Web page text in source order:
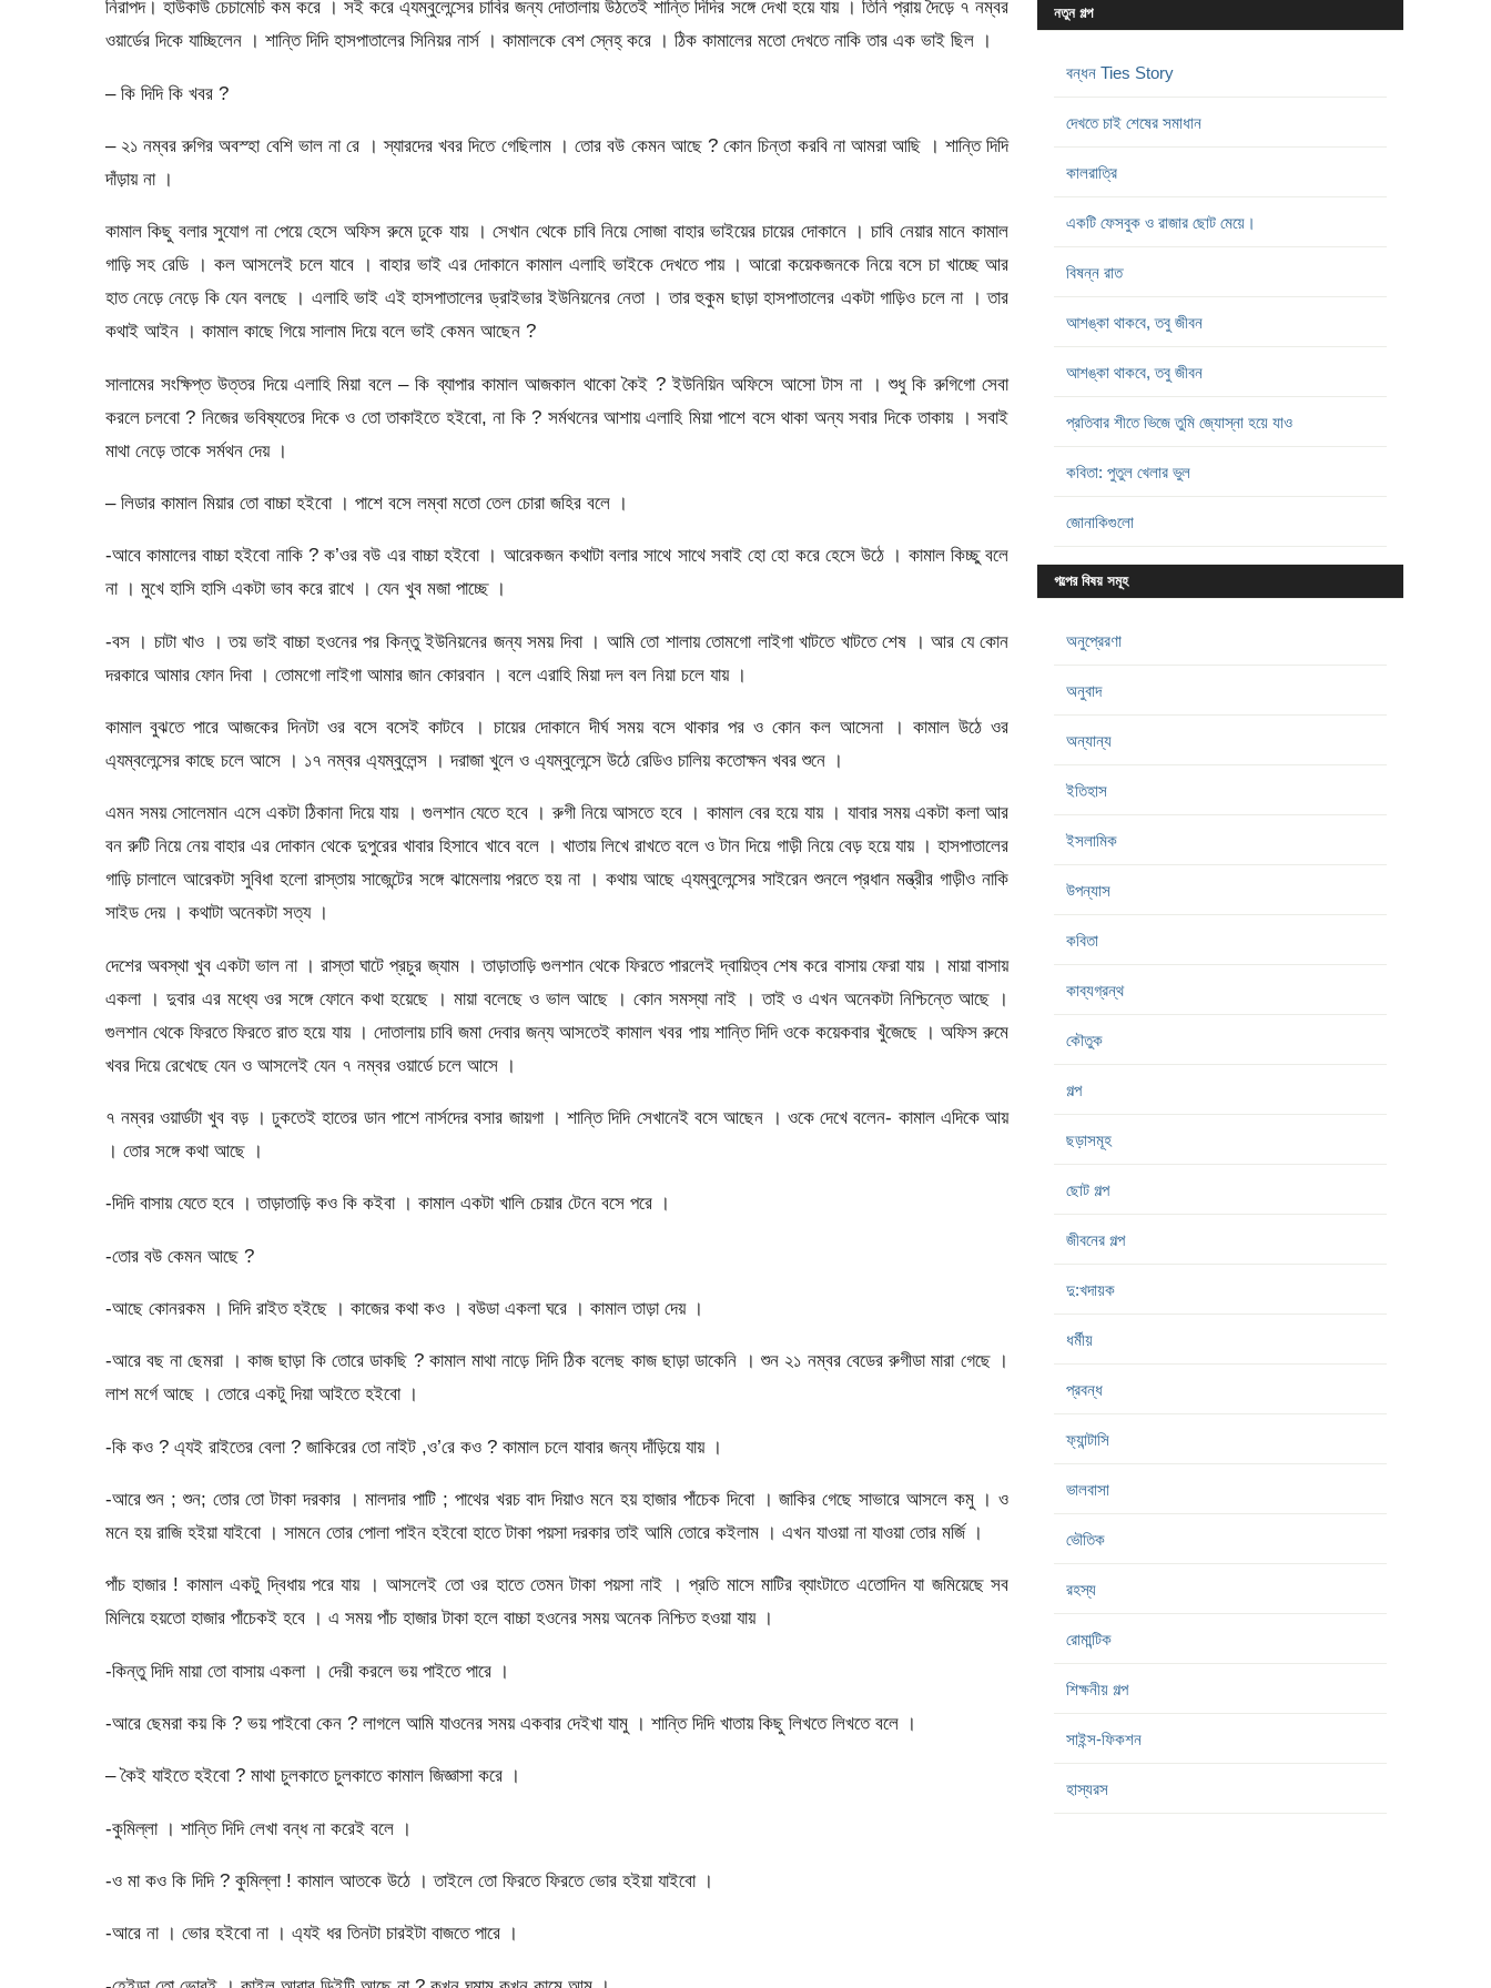
নিরাপদ। হাউকাউ চেচামেচি কম করে । সই করে এ্যম্বুলেন্সের চাবির জন্য দোতালায় উঠতেই শান্তি দিদির সঙ্গে দেখা হয়ে যায় । তিনি প্রায় দৈড়ে ৭ নম্বর
ওয়ার্ডের দিকে যাচ্ছিলেন । শান্তি দিদি হাসপাতালের সিনিয়র নার্স । কামালকে বেশ স্নেহ্ করে । ঠিক কামালের মতো দেখতে নাকি তার এক ভাই ছিল ।
– কি দিদি কি খবর ?
– ২১ নম্বর রুগির অবস্হা বেশি ভাল না রে । স্যারদের খবর দিতে গেছিলাম । তোর বউ কেমন আছে ? কোন চিন্তা করবি না আমরা আছি । শান্তি দিদি
দাঁড়ায় না ।
কামাল কিছু বলার সুযোগ না পেয়ে হেসে অফিস রুমে ঢুকে যায় । সেখান থেকে চাবি নিয়ে সোজা বাহার ভাইয়ের চায়ের দোকানে । চাবি নেয়ার মানে কামাল
গাড়ি সহ রেডি । কল আসলেই চলে যাবে । বাহার ভাই এর দোকানে কামাল এলাহি ভাইকে দেখতে পায় । আরো কয়েকজনকে নিয়ে বসে চা খাচ্ছে আর
হাত নেড়ে নেড়ে কি যেন বলছে । এলাহি ভাই এই হাসপাতালের ড্রাইভার ইউনিয়নের নেতা । তার হুকুম ছাড়া হাসপাতালের একটা গাড়িও চলে না । তার
কথাই আইন । কামাল কাছে গিয়ে সালাম দিয়ে বলে ভাই কেমন আছেন ?
সালামের সংক্ষিপ্ত উত্তর দিয়ে এলাহি মিয়া বলে – কি ব্যাপার কামাল আজকাল থাকো কৈই ? ইউনিয়িন অফিসে আসো টাস না । শুধু কি রুগিগো সেবা
করলে চলবো ? নিজের ভবিষ্যতের দিকে ও তো তাকাইতে হইবো, না কি ? সর্মথনের আশায় এলাহি মিয়া পাশে বসে থাকা অন্য সবার দিকে তাকায় । সবাই
মাথা নেড়ে তাকে সর্মথন দেয় ।
– লিডার কামাল মিয়ার তো বাচ্চা হইবো । পাশে বসে লম্বা মতো তেল চোরা জহির বলে ।
-আবে কামালের বাচ্চা হইবো নাকি ? ক’ওর বউ এর বাচ্চা হইবো । আরেকজন কথাটা বলার সাথে সাথে সবাই হো হো করে হেসে উঠে । কামাল কিচ্ছু বলে
না । মুখে হাসি হাসি একটা ভাব করে রাখে । যেন খুব মজা পাচ্ছে ।
-বস । চাটা খাও । তয় ভাই বাচ্চা হওনের পর কিন্তু ইউনিয়নের জন্য সময় দিবা । আমি তো শালায় তোমগো লাইগা খাটতে খাটতে শেষ । আর যে কোন
দরকারে আমার ফোন দিবা । তোমগো লাইগা আমার জান কোরবান । বলে এরাহি মিয়া দল বল নিয়া চলে যায় ।
কামাল বুঝতে পারে আজকের দিনটা ওর বসে বসেই কাটবে । চায়ের দোকানে দীর্ঘ সময় বসে থাকার পর ও কোন কল আসেনা । কামাল উঠে ওর
এ্যম্বলেন্সের কাছে চলে আসে । ১৭ নম্বর এ্যম্বুলেন্স । দরাজা খুলে ও এ্যম্বুলেন্সে উঠে রেডিও চালিয় কতোক্ষন খবর শুনে ।
এমন সময় সোলেমান এসে একটা ঠিকানা দিয়ে যায় । গুলশান যেতে হবে । রুগী নিয়ে আসতে হবে । কামাল বের হয়ে যায় । যাবার সময় একটা কলা আর
বন রুটি নিয়ে নেয় বাহার এর দোকান থেকে দুপুরের খাবার হিসাবে খাবে বলে । খাতায় লিখে রাখতে বলে ও টান দিয়ে গাড়ী নিয়ে বেড় হয়ে যায় । হাসপাতালের
গাড়ি চালালে আরেকটা সুবিধা হলো রাস্তায় সাজেন্টের সঙ্গে ঝামেলায় পরতে হয় না । কথায় আছে এ্যম্বুলেন্সের সাইরেন শুনলে প্রধান মন্ত্রীর গাড়ীও নাকি
সাইড দেয় । কথাটা অনেকটা সত্য ।
দেশের অবস্থা খুব একটা ভাল না । রাস্তা ঘাটে প্রচুর জ্যাম । তাড়াতাড়ি গুলশান থেকে ফিরতে পারলেই দ্বায়িত্ব শেষ করে বাসায় ফেরা যায় । মায়া বাসায়
একলা । দুবার এর মধ্যে ওর সঙ্গে ফোনে কথা হয়েছে । মায়া বলেছে ও ভাল আছে । কোন সমস্যা নাই । তাই ও এখন অনেকটা নিশ্চিন্তে আছে ।
গুলশান থেকে ফিরতে ফিরতে রাত হয়ে যায় । দোতালায় চাবি জমা দেবার জন্য আসতেই কামাল খবর পায় শান্তি দিদি ওকে কয়েকবার খুঁজেছে । অফিস রুমে
খবর দিয়ে রেখেছে যেন ও আসলেই যেন ৭ নম্বর ওয়ার্ডে চলে আসে ।
৭ নম্বর ওয়ার্ডটা খুব বড় । ঢুকতেই হাতের ডান পাশে নার্সদের বসার জায়গা । শান্তি দিদি সেখানেই বসে আছেন । ওকে দেখে বলেন- কামাল এদিকে আয়
। তোর সঙ্গে কথা আছে ।
-দিদি বাসায় যেতে হবে । তাড়াতাড়ি কও কি কইবা । কামাল একটা খালি চেয়ার টেনে বসে পরে ।
-তোর বউ কেমন আছে ?
-আছে কোনরকম । দিদি রাইত হইছে । কাজের কথা কও । বউডা একলা ঘরে । কামাল তাড়া দেয় ।
-আরে বছ না ছেমরা । কাজ ছাড়া কি তোরে ডাকছি ? কামাল মাথা নাড়ে দিদি ঠিক বলেছ কাজ ছাড়া ডাকেনি । শুন ২১ নম্বর বেডের রুগীডা মারা গেছে ।
লাশ মর্গে আছে । তোরে একটু দিয়া আইতে হইবো ।
-কি কও ? এ্যই রাইতের বেলা ? জাকিরের তো নাইট ,ও’রে কও ? কামাল চলে যাবার জন্য দাঁড়িয়ে যায় ।
-আরে শুন ; শুন; তোর তো টাকা দরকার । মালদার পাটি ; পাথের খরচ বাদ দিয়াও মনে হয় হাজার পাঁচেক দিবো । জাকির গেছে সাভারে আসলে কমু । ও
মনে হয় রাজি হইয়া যাইবো । সামনে তোর পোলা পাইন হইবো হাতে টাকা পয়সা দরকার তাই আমি তোরে কইলাম । এখন যাওয়া না যাওয়া তোর মর্জি ।
পাঁচ হাজার ! কামাল একটু দ্বিধায় পরে যায় । আসলেই তো ওর হাতে তেমন টাকা পয়সা নাই । প্রতি মাসে মাটির ব্যাংটাতে এতোদিন যা জমিয়েছে সব
মিলিয়ে হয়তো হাজার পাঁচেকই হবে । এ সময় পাঁচ হাজার টাকা হলে বাচ্চা হওনের সময় অনেক নিশ্চিত হওয়া যায় ।
-কিন্তু দিদি মায়া তো বাসায় একলা । দেরী করলে ভয় পাইতে পারে ।
-আরে ছেমরা কয় কি ? ভয় পাইবো কেন ? লাগলে আমি যাওনের সময় একবার দেইখা যামু । শান্তি দিদি খাতায় কিছু লিখতে লিখতে বলে ।
– কৈই যাইতে হইবো ? মাথা চুলকাতে চুলকাতে কামাল জিজ্ঞাসা করে ।
-কুমিল্লা । শান্তি দিদি লেখা বন্ধ না করেই বলে ।
-ও মা কও কি দিদি ? কুমিল্লা ! কামাল আতকে উঠে । তাইলে তো ফিরতে ফিরতে ভোর হইয়া যাইবো ।
-আরে না । ভোর হইবো না । এ্যই ধর তিনটা চারইটা বাজতে পারে ।
নতুন গল্প
বন্ধন Ties Story
দেখতে চাই শেষের সমাধান
কালরাত্রি
একটি ফেসবুক ও রাজার ছোট মেয়ে।
বিষন্ন রাত
আশঙ্কা থাকবে, তবু জীবন
আশঙ্কা থাকবে, তবু জীবন
প্রতিবার শীতে ভিজে তুমি জ্যোস্না হয়ে যাও
কবিতা: পুতুল খেলার ভুল
জোনাকিগুলো
গল্পের বিষয় সমূহ
অনুপ্রেরণা
অনুবাদ
অন্যান্য
ইতিহাস
ইসলামিক
উপন্যাস
কবিতা
কাব্যগ্রন্থ
কৌতুক
গল্প
ছড়াসমূহ
ছোট গল্প
জীবনের গল্প
দু:খদায়ক
ধর্মীয়
প্রবন্ধ
ফ্যান্টাসি
ভালবাসা
ভৌতিক
রহস্য
রোমান্টিক
শিক্ষনীয় গল্প
সাইন্স-ফিকশন
হাস্যরস